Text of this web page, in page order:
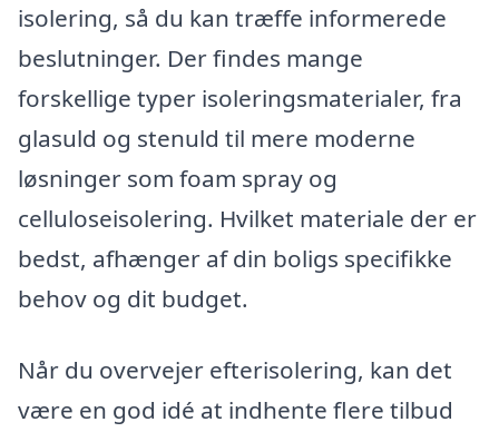
isolering, så du kan træffe informerede
beslutninger. Der findes mange
forskellige typer isoleringsmaterialer, fra
glasuld og stenuld til mere moderne
løsninger som foam spray og
celluloseisolering. Hvilket materiale der er
bedst, afhænger af din boligs specifikke
behov og dit budget.
Når du overvejer efterisolering, kan det
være en god idé at indhente flere tilbud